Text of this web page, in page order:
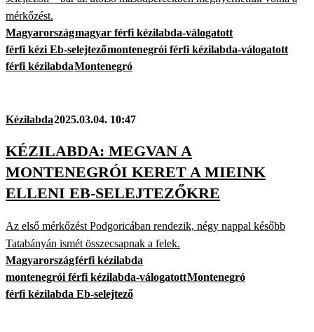
mérkőzést.
Magyarországmagyar férfi kézilabda-válogatott
férfi kézi Eb-selejtezőmontenegrói férfi kézilabda-válogatott
férfi kézilabdaMontenegró
Kézilabda2025.03.04. 10:47
KÉZILABDA: MEGVAN A
MONTENEGRÓI KERET A MIEINK
ELLENI EB-SELEJTEZŐKRE
Az első mérkőzést Podgoricában rendezik, négy nappal később
Tatabányán ismét összecsapnak a felek.
Magyarországférfi kézilabda
montenegrói férfi kézilabda-válogatottMontenegró
férfi kézilabda Eb-selejtező